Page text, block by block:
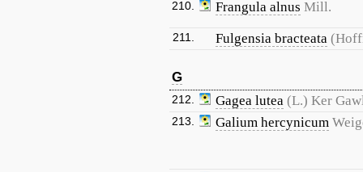
210. Frangula alnus Mill.
211. Fulgensia bracteata
G
212. Gagea lutea (L.) Ker
213. Galium hercynicum